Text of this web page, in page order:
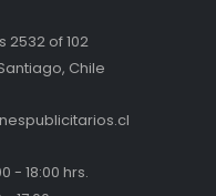
2532 of 102
Chile
- 18:00 hrs.